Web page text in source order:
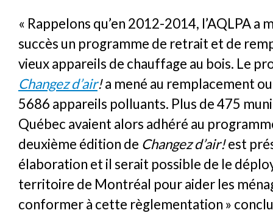
« Rappelons qu’en 2012-2014, l’AQLPA a
succès un programme de retrait et de
vieux appareils de chauffage au bois. Le
Changez d’air!a mené au remplacement
5686 appareils polluants. Plus de 475
Québec avaient alors adhéré au
deuxième édition de Changez d’air!est
élaboration et il serait possible de le
territoire de Montréal pour aider les
conformer à cette règlementation »